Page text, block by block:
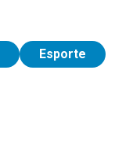
Esporte